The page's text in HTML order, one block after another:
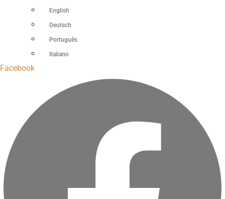
English
Deutsch
Português
Italiano
Facebook